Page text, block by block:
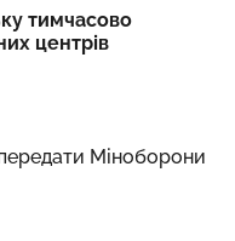
тимчасово
центрів
Міноборони